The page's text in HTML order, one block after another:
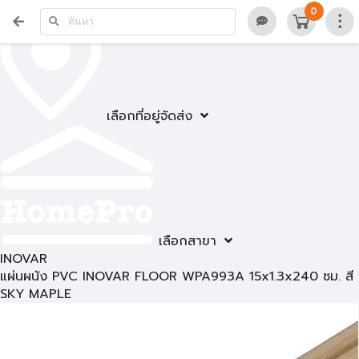
เลือกที่อยู่จัดส่ง
เลือกสาขา
0
INOVAR
แผ่นผนัง PVC INOVAR FLOOR WPA993A 15x1.3x240 ซม. สี
SKY MAPLE